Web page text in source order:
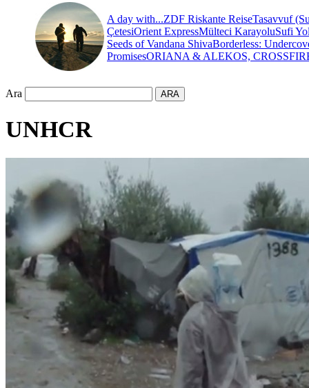
A day with...ZDF Riskante ReiseTasavvuf
ÇetesiOrient ExpressMülteci KarayoluSufi
Seeds of Vandana ShivaBorderless:
PromisesORIANA & ALEKOS,
Ara
UNHCR